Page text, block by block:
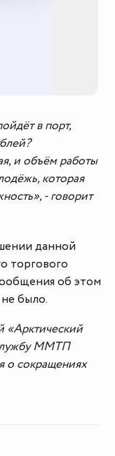
в порт,
и объём работы
которая
- говорит
данной
торгового
об этом
было.
«Арктический
ММТП
о сокращениях